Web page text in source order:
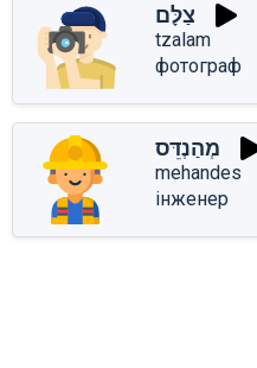
צַלָּם
tzalam
фотограф
מְהַנְדֵּס
mehandes
інженер